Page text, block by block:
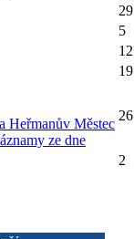
29
5
12
19
Heřmanův Městec
ze dne
26
2